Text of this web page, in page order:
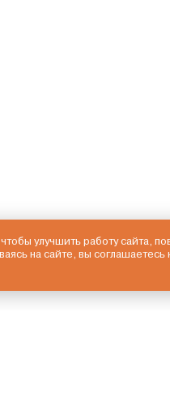
улучшить работу сайта,
на сайте, вы соглашаетесь